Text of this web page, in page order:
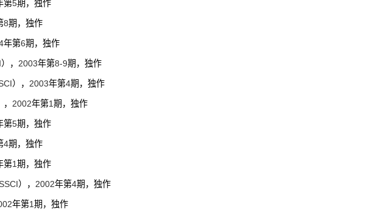
第5期，独作
8期，独作
年第6期，独作
） ， 2003年第8-9期，独作
） ， 2003年第4期，独作
2002年第1期，独作
第5期，独作
4期，独作
第1期，独作
） ， 2002年第4期，独作
年第1期，独作